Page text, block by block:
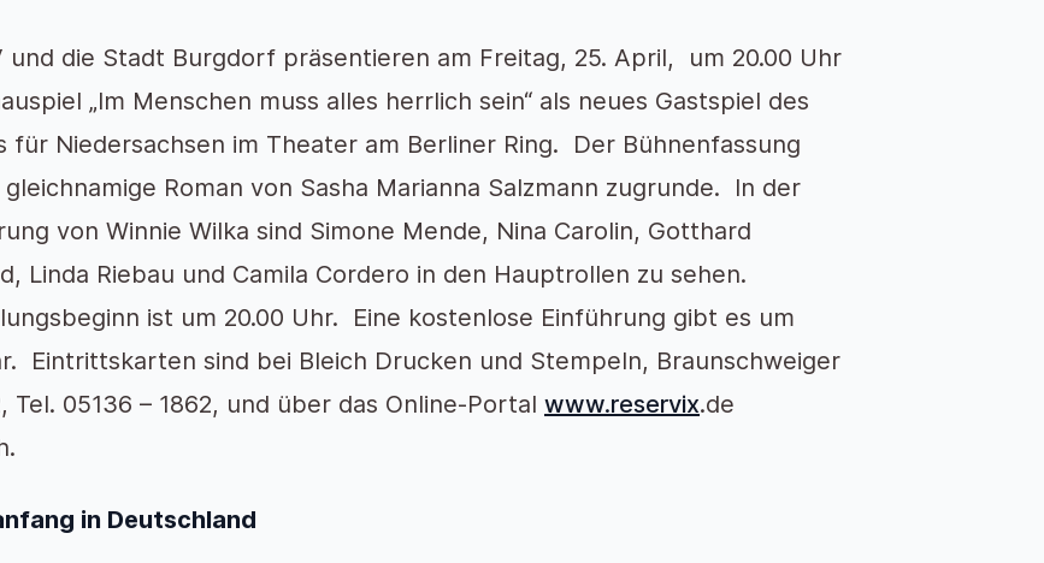
und die Stadt Burgdorf präsentieren am Freitag, 25. April, um 20.00 Uhr
„Im Menschen muss alles herrlich sein“ als neues Gastspiel des
für Niedersachsen im Theater am Berliner Ring. Der Bühnenfassung
Roman von Sasha Marianna Salzmann zugrunde. In der
von Winnie Wilka sind Simone Mende, Nina Carolin, Gotthard
Linda Riebau und Camila Cordero in den Hauptrollen zu sehen.
ist um 20.00 Uhr. Eine kostenlose Einführung gibt es um
Eintrittskarten sind bei Bleich Drucken und Stempeln, Braunschweiger
Tel. 05136 – 1862, und über das Online-Portal www.reservix.de
in Deutschland